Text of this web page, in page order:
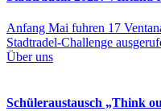
Anfang Mai fuhren 17
Stadtradel-Challenge
Über uns
Schüleraustausch „Think